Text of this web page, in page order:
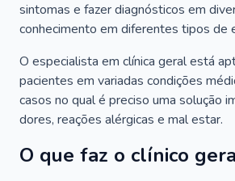
sintomas e fazer diagnósticos em
conhecimento em diferentes tipos de
O especialista em clínica geral está
pacientes em variadas condições
casos no qual é preciso uma solução
dores, reações alérgicas e mal estar.
O que faz o clínico